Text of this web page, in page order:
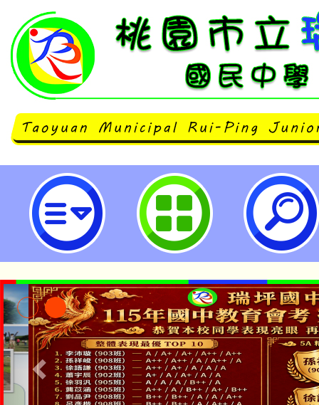
「學生輔導法施行細則」部分條文
中華民國112年12月29日以臺教學
1122806815A號令修正發布，茲
（含法規條文）1份，請查照。-桃
中學